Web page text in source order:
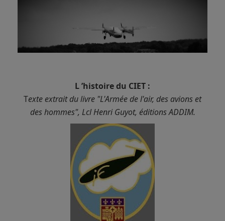
L ’histoire du CIET :
Texte extrait du livre "L'Armée de l'air, des avions et
des hommes", Lcl Henri Guyot, éditions ADDIM.